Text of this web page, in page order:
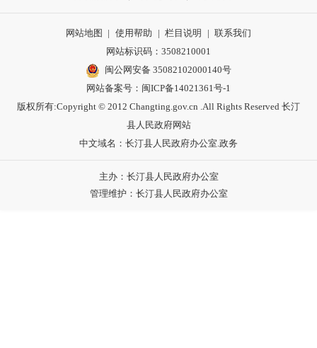
网站地图 | 使用帮助 | 栏目说明 | 联系我们
网站标识码：3508210001
闽公网安备 35082102000140号
网站备案号： 闽ICP备14021361号-1
版权所有:Copyright © 2012 Changting.gov.cn .All Rights Reserved 长汀
县人民政府网站
中文域名：长汀县人民政府办公室.政务
主办：长汀县人民政府办公室
管理维护：长汀县人民政府办公室